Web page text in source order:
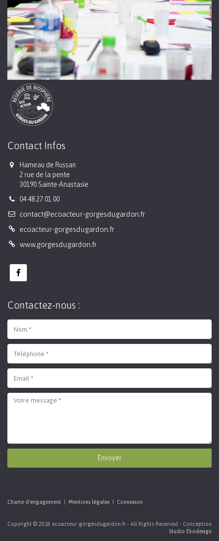
Contact Infos
Hameau de Russan
2 rue de la pente
30190 Sainte-Anastasie
04 48 27 01 00
contact@ecoacteur-gorgesdugardon.fr
ecoacteur-gorgesdugardon.fr
www.gorgesdugardon.fr
Contactez-nous :
Envoyer
Charte d'engagement Mentions légales Connexion
Copyright © 2018 ecoacteur-gorgesdugardon.fr - All Rights Reserved - Conception
: Studio Ekodesign